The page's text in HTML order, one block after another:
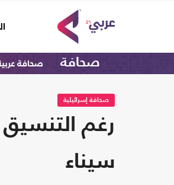
صحافة صحافة
صحافة إسرائيلية
رغم
سيناء